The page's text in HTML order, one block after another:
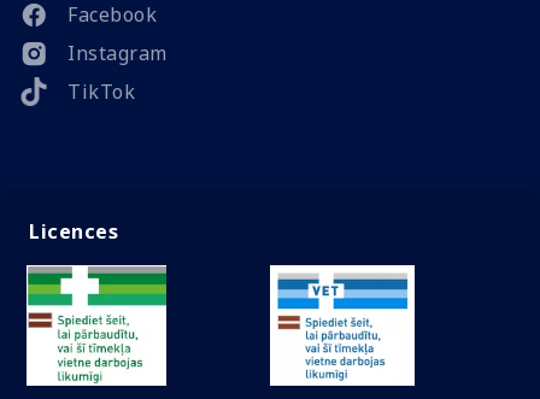
Facebook
Instagram
TikTok
Licences